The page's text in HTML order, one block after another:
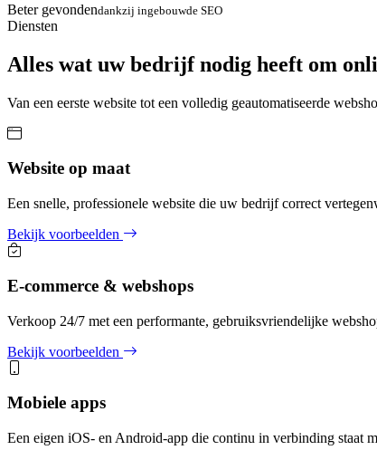
Beter gevondendankzij ingebouwde SEO
Diensten
Alles wat uw bedrijf nodig heeft om
Van een eerste website tot een volledig geautomatiseerde
Website op maat
Een snelle, professionele website die uw bedrijf correct
Bekijk voorbeelden
E-commerce & webshops
Verkoop 24/7 met een performante, gebruiksvriendelijke
Bekijk voorbeelden
Mobiele apps
Een eigen iOS- en Android-app die continu in verbinding staat